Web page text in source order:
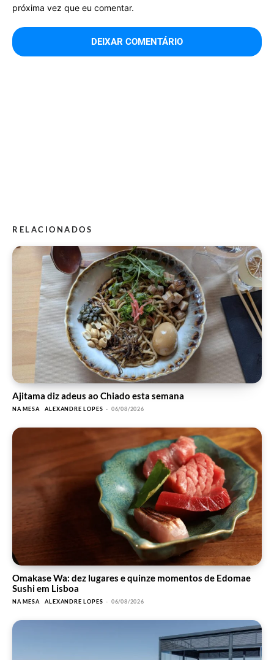
próxima vez que eu comentar.
RELACIONADOS
Ajitama diz adeus ao Chiado esta semana
NA MESA ALEXANDRE LOPES - 06/08/2026
Omakase Wa: dez lugares e quinze momentos de Edomae
Sushi em Lisboa
NA MESA ALEXANDRE LOPES - 06/08/2026